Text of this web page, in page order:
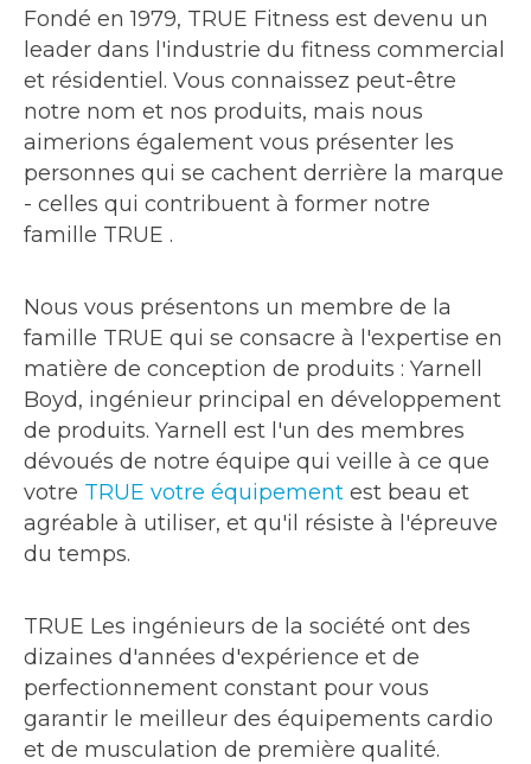
Fondé en 1979, TRUE Fitness est devenu un
leader dans l'industrie du fitness commercial
et résidentiel. Vous connaissez peut-être
notre nom et nos produits, mais nous
aimerions également vous présenter les
personnes qui se cachent derrière la marque
- celles qui contribuent à former notre
famille TRUE .
Nous vous présentons un membre de la
famille TRUE qui se consacre à l'expertise en
matière de conception de produits : Yarnell
Boyd, ingénieur principal en développement
de produits. Yarnell est l'un des membres
dévoués de notre équipe qui veille à ce que
votre TRUE votre équipement est beau et
agréable à utiliser, et qu'il résiste à l'épreuve
du temps.
TRUE Les ingénieurs de la société ont des
dizaines d'années d'expérience et de
perfectionnement constant pour vous
garantir le meilleur des équipements cardio
et de musculation de première qualité.